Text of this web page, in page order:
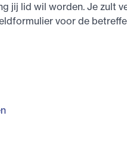
jij lid wil worden. Je zult
voor de